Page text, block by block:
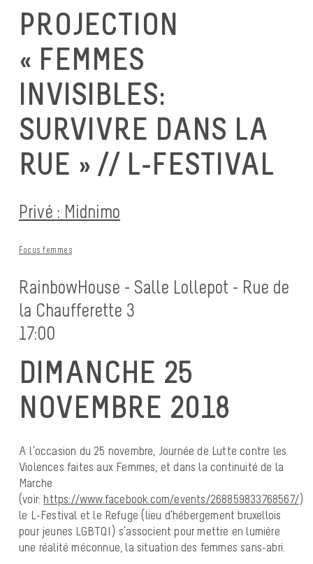
PROJECTION
« FEMMES
INVISIBLES:
SURVIVRE DANS LA
RUE » // L-FESTIVAL
Privé : Midnimo
Focus femmes
RainbowHouse - Salle Lollepot - Rue de
la Chaufferette 3
17:00
DIMANCHE 25
NOVEMBRE 2018
A l’occasion du 25 novembre, Journée de Lutte contre les
Violences faites aux Femmes, et dans la continuité de la
Marche
(voir: https://www.facebook.com/events/268859833768567/)
le L-Festival et le Refuge (lieu d’hébergement bruxellois
pour jeunes LGBTQI) s’associent pour mettre en lumière
une réalité méconnue, la situation des femmes sans-abri.